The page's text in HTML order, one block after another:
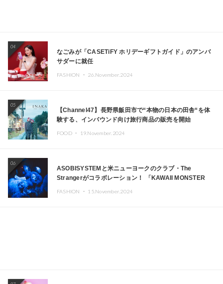
04
なごみが「CASETiFY ホリデーギフトガイド」のアンバ
サダーに就任
FASHION ・ 26.November.2024
05
【Channel47】長野県飯田市で“本物の日本の田舎“を体
験する、インバウンド向け旅行商品の販売を開始
FOOD ・ 19.November.2024
06
ASOBISYSTEMと米ニューヨークのクラブ・The
Strangerがコラボレーション！ 「KAWAII MONSTER
FASHION ・ 15.November.2024